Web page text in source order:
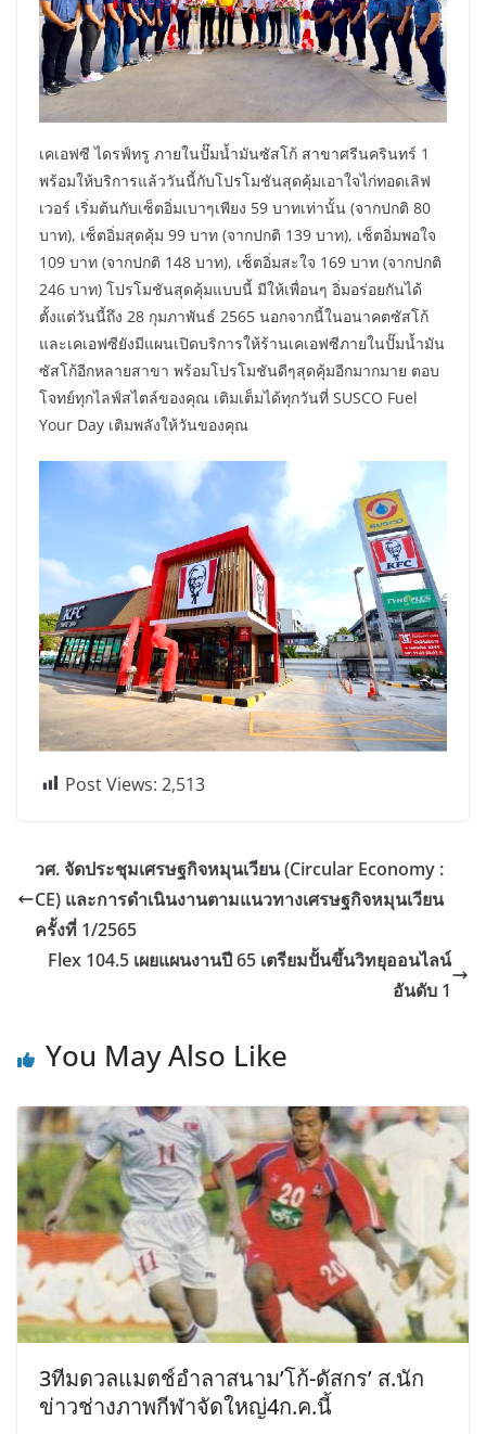
เคเอฟซี ไดรฟ์ทรู ภายในปั๊มน้ำมันซัสโก้ สาขาศรีนครินทร์ 1
พร้อมให้บริการแล้ววันนี้กับโปรโมชันสุดคุ้มเอาใจไก่ทอดเลิฟ
เวอร์ เริ่มต้นกับเซ็ตอิ่มเบาๆเพียง 59 บาทเท่านั้น (จากปกติ 80
บาท), เซ็ตอิ่มสุดคุ้ม 99 บาท (จากปกติ 139 บาท), เซ็ตอิ่มพอใจ
109 บาท (จากปกติ 148 บาท), เซ็ตอิ่มสะใจ 169 บาท (จากปกติ
246 บาท) โปรโมชันสุดคุ้มแบบนี้ มีให้เพื่อนๆ อิ่มอร่อยกันได้
ตั้งแต่วันนี้ถึง 28 กุมภาพันธ์ 2565 นอกจากนี้ในอนาคตซัสโก้
และเคเอฟซียังมีแผนเปิดบริการให้ร้านเคเอฟซีภายในปั๊มน้ำมัน
ซัสโก้อีกหลายสาขา พร้อมโปรโมชันดีๆสุดคุ้มอีกมากมาย ตอบ
โจทย์ทุกไลฟ์สไตล์ของคุณ เติมเต็มได้ทุกวันที่ SUSCO Fuel
Your Day เติมพลังให้วันของคุณ
Post Views: 2,513
วศ. จัดประชุมเศรษฐกิจหมุนเวียน (Circular Economy :
CE) และการดำเนินงานตามแนวทางเศรษฐกิจหมุนเวียน
ครั้งที่ 1/2565
Flex 104.5 เผยแผนงานปี 65 เตรียมปั้นขึ้นวิทยุออนไลน์
อันดับ 1
You May Also Like
3ทีมดวลแมตช์อำลาสนาม’โก้-ดัสกร’ ส.นัก
ข่าวช่างภาพกีฬาจัดใหญ่4ก.ค.นี้